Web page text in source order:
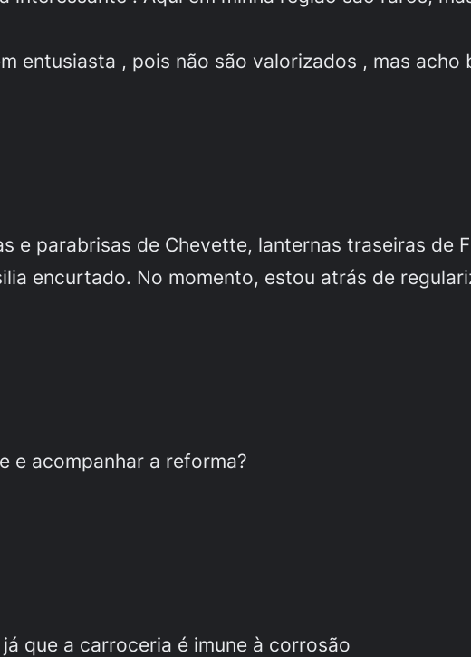
entusiasta , pois não são valorizados , mas acho
e parabrisas de Chevette, lanternas traseiras de
encurtado. No momento, estou atrás de
e acompanhar a reforma?
que a carroceria é imune à corrosão